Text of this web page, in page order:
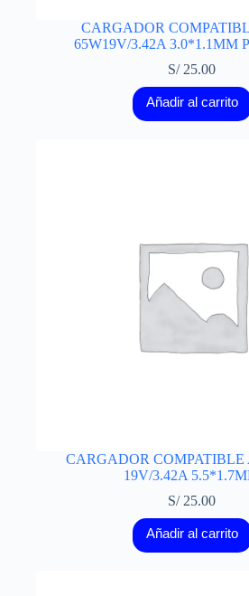
CARGADOR
65W19V/3.42A 3.0*1.1MM
S/25.00
Añadir al carrito
CARGADOR COMPATIBLE
19V/3.42A
S/25.00
Añadir al carrito